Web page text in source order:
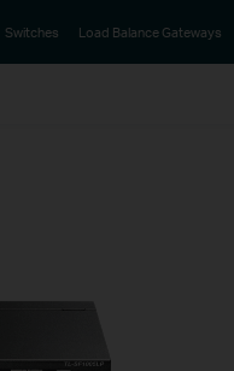
Switches Load Balance Gateways